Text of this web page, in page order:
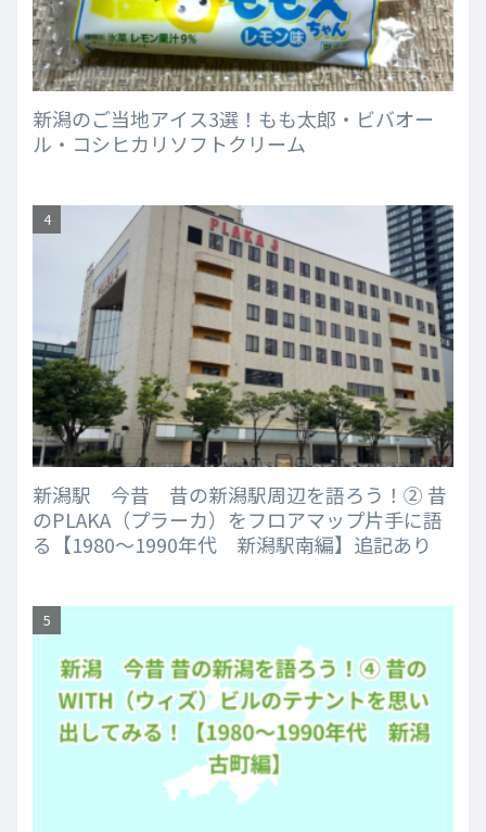
新潟のご当地アイス3選！もも太郎・ビバオー
ル・コシヒカリソフトクリーム
新潟駅 今昔 昔の新潟駅周辺を語ろう！② 昔
のPLAKA（プラーカ）をフロアマップ片手に語
る【1980～1990年代 新潟駅南編】追記あり